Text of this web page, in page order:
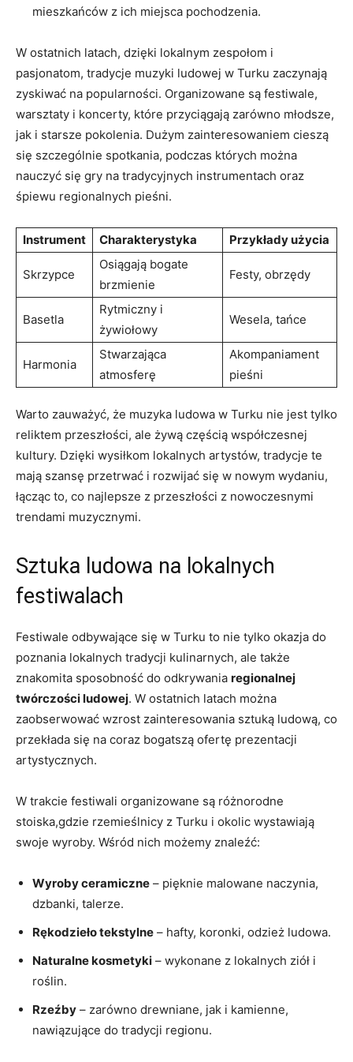
mieszkańców z ich miejsca pochodzenia.
W ostatnich latach, dzięki lokalnym zespołom i
pasjonatom, tradycje muzyki ludowej w Turku zaczynają
zyskiwać na popularności. Organizowane są festiwale,
warsztaty i koncerty, które przyciągają zarówno młodsze,
jak i starsze pokolenia. Dużym zainteresowaniem cieszą
się szczególnie spotkania, podczas których można
nauczyć się gry na tradycyjnych instrumentach oraz
śpiewu regionalnych pieśni.
Instrument Charakterystyka Przykłady użycia
Skrzypce
Osiągają bogate
brzmienie
Festy, obrzędy
Basetla
Rytmiczny i
żywiołowy
Wesela, tańce
Harmonia
Stwarzająca
atmosferę
Akompaniament
pieśni
Warto zauważyć, że muzyka ludowa w Turku nie jest tylko
reliktem przeszłości, ale żywą częścią współczesnej
kultury. Dzięki wysiłkom lokalnych artystów, tradycje te
mają szansę przetrwać i rozwijać się w nowym wydaniu,
łącząc to, co najlepsze z przeszłości z nowoczesnymi
trendami muzycznymi.
Sztuka ludowa na lokalnych
festiwalach
Festiwale odbywające się w Turku to nie tylko okazja do
poznania lokalnych tradycji kulinarnych, ale także
znakomita sposobność do odkrywania regionalnej
twórczości ludowej. W ostatnich latach można
zaobserwować wzrost zainteresowania sztuką ludową, co
przekłada się na coraz bogatszą ofertę prezentacji
artystycznych.
W trakcie festiwali organizowane są różnorodne
stoiska,gdzie rzemieślnicy z Turku i okolic wystawiają
swoje wyroby. Wśród nich możemy znaleźć:
Wyroby ceramiczne – pięknie malowane naczynia,
dzbanki, talerze.
Rękodzieło tekstylne – hafty, koronki, odzież ludowa.
Naturalne kosmetyki – wykonane z lokalnych ziół i
roślin.
Rzeźby – zarówno drewniane, jak i kamienne,
nawiązujące do tradycji regionu.